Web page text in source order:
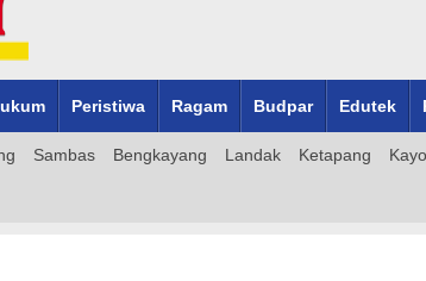
Peristiwa Ragam Budpar Edutek
Sambas Bengkayang Landak Ketapang